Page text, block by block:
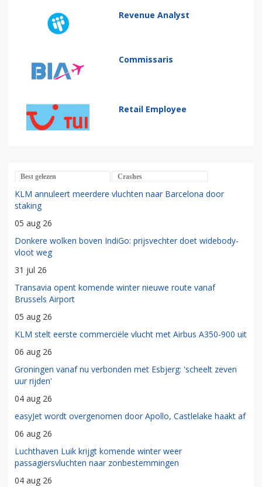
Revenue Analyst
Commissaris
Retail Employee
Best gelezen Crashes
KLM annuleert meerdere vluchten naar Barcelona door
staking
05 aug 26
Donkere wolken boven IndiGo: prijsvechter doet widebody-
vloot weg
31 jul 26
Transavia opent komende winter nieuwe route vanaf
Brussels Airport
05 aug 26
KLM stelt eerste commerciële vlucht met Airbus A350-900 uit
06 aug 26
Groningen vanaf nu verbonden met Esbjerg: 'scheelt zeven
uur rijden'
04 aug 26
easyJet wordt overgenomen door Apollo, Castlelake haakt af
06 aug 26
Luchthaven Luik krijgt komende winter weer
passagiersvluchten naar zonbestemmingen
04 aug 26